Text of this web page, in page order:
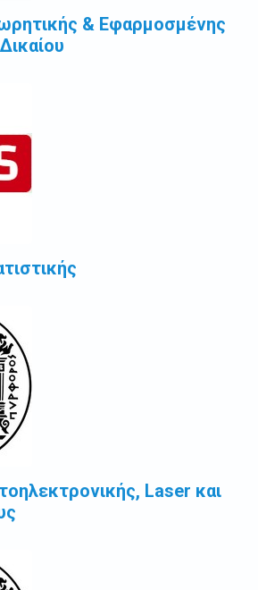
& Εφαρμοσμένης
Laser και